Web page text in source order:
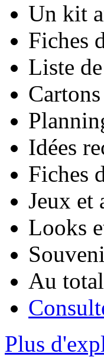
Un kit
Fiches
Liste
Idées
Fiches
Jeux et
Looks
Au
Plus